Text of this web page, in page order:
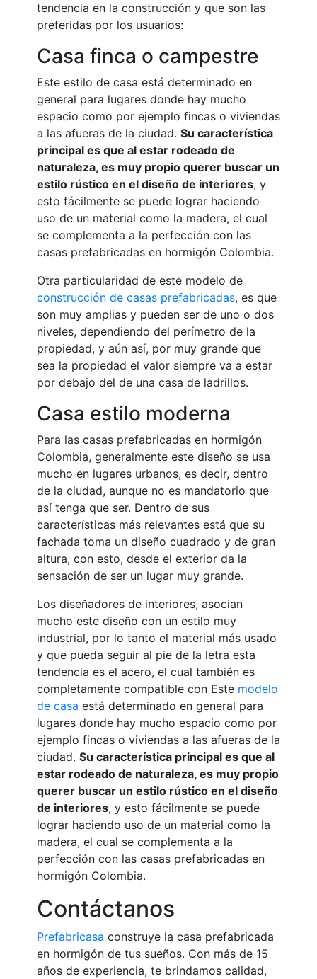
tendencia en la construcción y que son las
preferidas por los usuarios:
Casa finca o campestre
Este estilo de casa está determinado en
general para lugares donde hay mucho
espacio como por ejemplo fincas o viviendas
a las afueras de la ciudad. Su característica
principal es que al estar rodeado de
naturaleza, es muy propio querer buscar un
estilo rústico en el diseño de interiores, y
esto fácilmente se puede lograr haciendo
uso de un material como la madera, el cual
se complementa a la perfección con las
casas prefabricadas en hormigón Colombia.
Otra particularidad de este modelo de
construcción de casas prefabricadas, es que
son muy amplias y pueden ser de uno o dos
niveles, dependiendo del perímetro de la
propiedad, y aún así, por muy grande que
sea la propiedad el valor siempre va a estar
por debajo del de una casa de ladrillos.
Casa estilo moderna
Para las casas prefabricadas en hormigón
Colombia, generalmente este diseño se usa
mucho en lugares urbanos, es decir, dentro
de la ciudad, aunque no es mandatorio que
así tenga que ser. Dentro de sus
características más relevantes está que su
fachada toma un diseño cuadrado y de gran
altura, con esto, desde el exterior da la
sensación de ser un lugar muy grande.
Los diseñadores de interiores, asocian
mucho este diseño con un estilo muy
industrial, por lo tanto el material más usado
y que pueda seguir al pie de la letra esta
tendencia es el acero, el cual también es
completamente compatible con Este modelo
de casa está determinado en general para
lugares donde hay mucho espacio como por
ejemplo fincas o viviendas a las afueras de la
ciudad. Su característica principal es que al
estar rodeado de naturaleza, es muy propio
querer buscar un estilo rústico en el diseño
de interiores, y esto fácilmente se puede
lograr haciendo uso de un material como la
madera, el cual se complementa a la
perfección con las casas prefabricadas en
hormigón Colombia.
Contáctanos
Prefabricasa construye la casa prefabricada
en hormigón de tus sueños. Con más de 15
años de experiencia, te brindamos calidad,